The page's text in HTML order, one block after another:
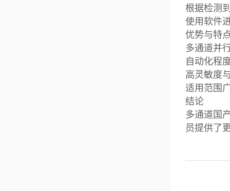
根据检测
使用软件
优势与特
多通道并
自动化程
高灵敏度
适用范围
结论
多通道国
员提供了